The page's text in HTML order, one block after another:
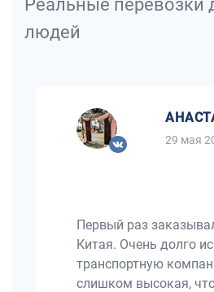
Реальные перевозки
людей
29 мая
Первый раз
Китая. Очень долго
транспортную
слишком высокая,